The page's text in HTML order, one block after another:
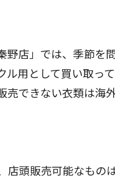
店」では、季節を
ル用として買い取っ
できない衣類は海
頭販売可能なもの